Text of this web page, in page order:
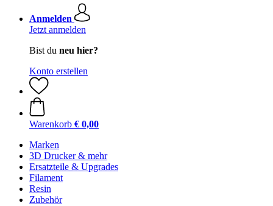
Anmelden
Jetzt anmelden
Bist du neu hier?
Konto erstellen
Warenkorb € 0,00
Marken
3D Drucker & mehr
Ersatzteile & Upgrades
Filament
Resin
Zubehör